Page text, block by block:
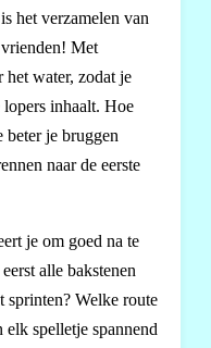
het verzamelen van
Met
het water, zodat je
inhaalt. Hoe
beter je bruggen
naar de eerste
je om goed na te
alle bakstenen
sprinten? Welke route
elk spelletje spannend